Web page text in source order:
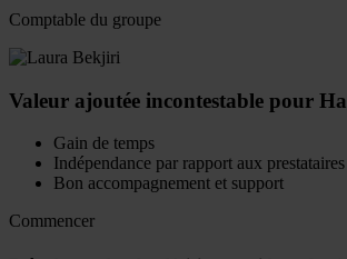
Comptable du groupe
Valeur ajoutée incontestable pour
Gain de temps
Indépendance par rapport aux
Bon accompagnement et support
Commencer